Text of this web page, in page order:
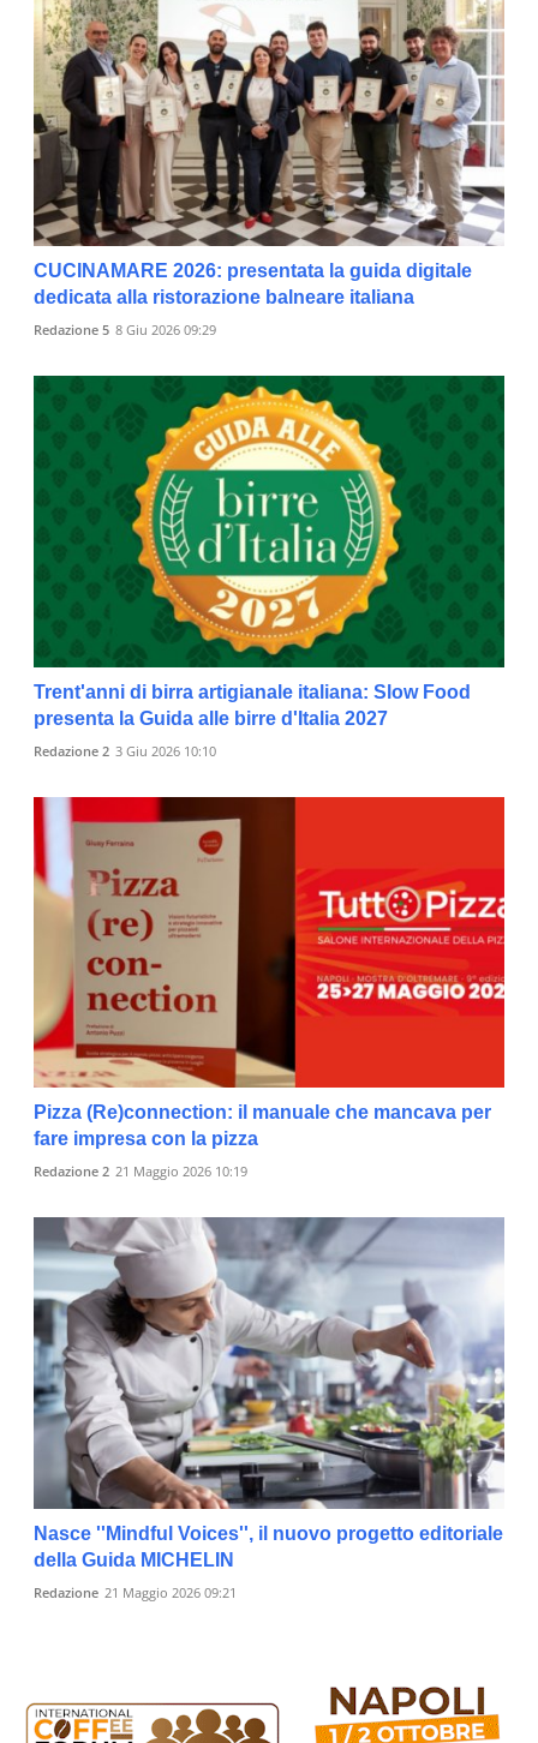
CUCINAMARE 2026: presentata la guida digitale
dedicata alla ristorazione balneare italiana
Redazione 5 8 Giu 2026 09:29
Trent'anni di birra artigianale italiana: Slow Food
presenta la Guida alle birre d'Italia 2027
Redazione 2 3 Giu 2026 10:10
Pizza (Re)connection: il manuale che mancava per
fare impresa con la pizza
Redazione 2 21 Maggio 2026 10:19
Nasce ''Mindful Voices'', il nuovo progetto editoriale
della Guida MICHELIN
Redazione 21 Maggio 2026 09:21